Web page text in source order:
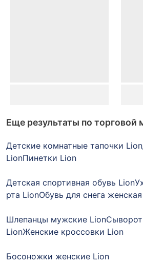
Еще результаты по торговой
Детские комнатные тапочки Lion
LionПинетки Lion
Детская спортивная обувь Lion
рта LionОбувь для снега
Шлепанцы мужские Lion
LionЖенские кроссовки Lion
Босоножки женские Lion